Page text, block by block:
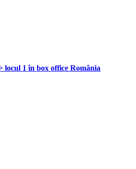
locul 1 în box office România